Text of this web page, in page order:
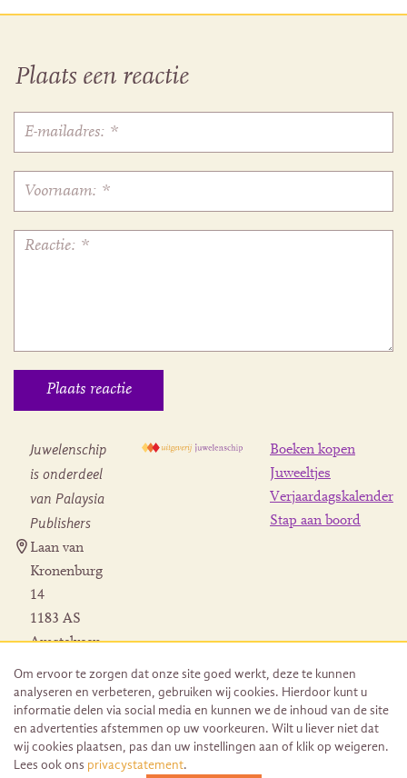
Plaats een reactie
Juwelenschip
is onderdeel
van Palaysia
Publishers
Laan van
Kronenburg
14
1183 AS
Amstelveen
Herroeping
bestelling
Boeken kopen
Juweeltjes
Verjaardagskalender
Stap aan boord
Om ervoor te zorgen dat onze site goed werkt, deze te kunnen
analyseren en verbeteren, gebruiken wij cookies. Hierdoor kunt u
informatie delen via social media en kunnen we de inhoud van de site
en advertenties afstemmen op uw voorkeuren. Wilt u liever niet dat
wij cookies plaatsen, pas dan uw instellingen aan of klik op weigeren.
Lees ook ons privacystatement.